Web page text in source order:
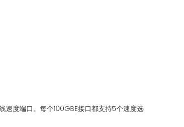
度端口。每个100GBE接口都支持5个速度选